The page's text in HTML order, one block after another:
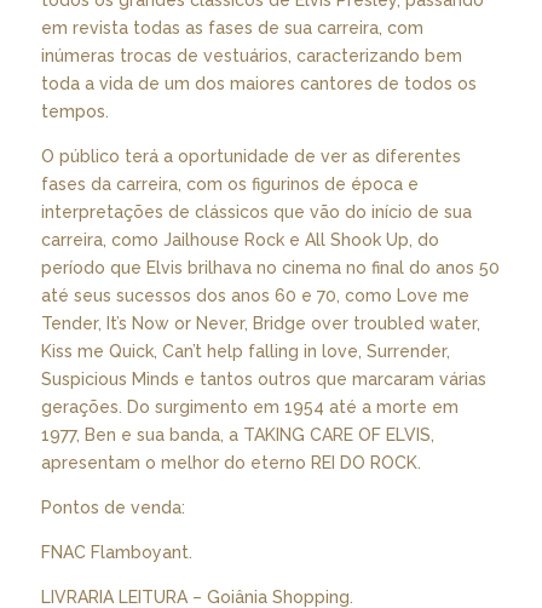
em revista todas as fases de sua carreira, com
inúmeras trocas de vestuários, caracterizando bem
toda a vida de um dos maiores cantores de todos os
tempos.
O público terá a oportunidade de ver as diferentes
fases da carreira, com os figurinos de época e
interpretações de clássicos que vão do início de sua
carreira, como Jailhouse Rock e All Shook Up, do
período que Elvis brilhava no cinema no final do anos 50
até seus sucessos dos anos 60 e 70, como Love me
Tender, It’s Now or Never, Bridge over troubled water,
Kiss me Quick, Can’t help falling in love, Surrender,
Suspicious Minds e tantos outros que marcaram várias
gerações. Do surgimento em 1954 até a morte em
1977, Ben e sua banda, a TAKING CARE OF ELVIS,
apresentam o melhor do eterno REI DO ROCK.
Pontos de venda:
FNAC Flamboyant.
LIVRARIA LEITURA – Goiânia Shopping.